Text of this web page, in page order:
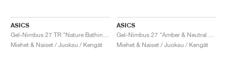
ASICS
Miehet & Naiset / Juoksu / Kengät
ASICS
Miehet & Naiset / Juoksu / Kengät